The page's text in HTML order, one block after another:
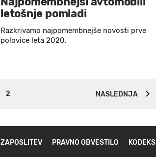
letošnje pomladi
Razkrivamo najpomembnejše novosti prve
polovice leta 2020.
2 NASLEDNJA
ZAPOSLITEV PRAVNO OBVESTILO KODEKS